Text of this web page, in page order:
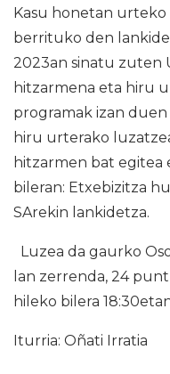
Kasu honetan
berrituko den
2023an sinatu zuten
hitzarmena eta hiru
programak izan
hiru urterako
hitzarmen bat egitea
bileran: Etxebizitza
SArekin lankidetza.
Luzea da gaurko
lan zerrenda, 24
hileko bilera
Iturria: Oñati Irratia